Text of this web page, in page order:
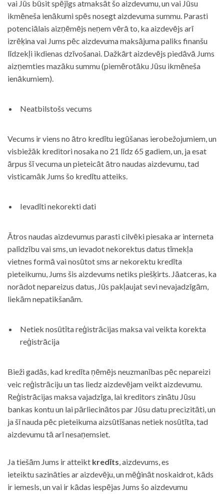
vai Jūs būsit spējīgs atmaksāt šo aizdevumu, un vai Jūsu
ikmēneša ienākumi spēs nosegt aizdevuma summu. Parasti
potenciālais aizņēmējs neņem vērā to, ka aizdevējs arī
izrēķina vai Jums pēc aizdevuma maksājuma paliks finanšu
līdzekļi ikdienas dzīvošanai. Dažkārt aizdevējs piedāvā Jums
aizņemties mazāku summu (piemērotāku Jūsu ikmēneša
ienākumiem).
Neatbilstošs vecums
Vecums ir viens no ātro kredītu iegūšanas ierobežojumiem, un
visbiežāk kreditori nosaka no 21 līdz 65 gadiem, un, ja esat
ārpus šī vecuma un pieteicāt ātro naudas aizdevumu, tad
visticamāk Jums šo kredītu atteiks.
Ievadīti nekorekti dati
Ātros naudas aizdevumus parasti cilvēki piesaka ar interneta
palīdzību vai sms, un ievadot nekorektus datus tīmekļa
vietnes formā vai nosūtot sms ar nekorektu kredīta
pieteikumu, Jums šis aizdevums netiks piešķirts. Jāatceras, ka
norādot nepareizus datus, Jūs pakļaujat sevi nevajadzīgām,
liekām nepatikšanām.
Netiek nosūtīta reģistrācijas maksa vai veikta korekta
reģistrācija
Bieži gadās, kad kredīta ņēmējs neuzmanības pēc nepareizi
veic reģistrāciju un tas liedz aizdevējam veikt aizdevumu.
Reģistrācijas maksa vajadzīga, lai kreditors zinātu Jūsu
bankas kontu un lai pārliecinātos par Jūsu datu precizitāti, un
ja šī nauda pēc pieteikuma aizsūtīšanas netiek nosūtīta, tad
aizdevumu tā arī nesaņemsiet.
Ja tiešām Jums ir atteikt kredīts, aizdevums, es
ieteiktu sazināties ar aizdevēju, un mēģināt noskaidrot, kāds
ir iemesls, un vai ir kādas iespējas Jums šo aizdevumu